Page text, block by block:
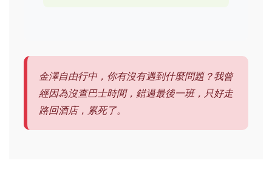
金澤自由行中，你有沒有遇到什麼問題？我曾
經因為沒查巴士時間，錯過最後一班，只好走
路回酒店，累死了。